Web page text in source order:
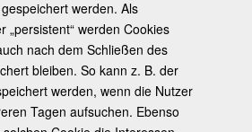
werden. Als
„persistent“ werden Cookies
nach dem Schließen des
bleiben. So kann z. B. der
werden, wenn die Nutzer
Tagen aufsuchen. Ebenso